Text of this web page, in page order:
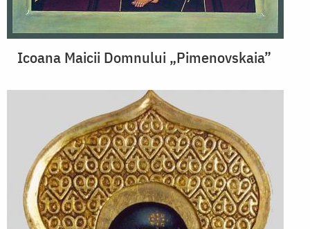
Icoana Maicii Domnului „Pimenovskaia”